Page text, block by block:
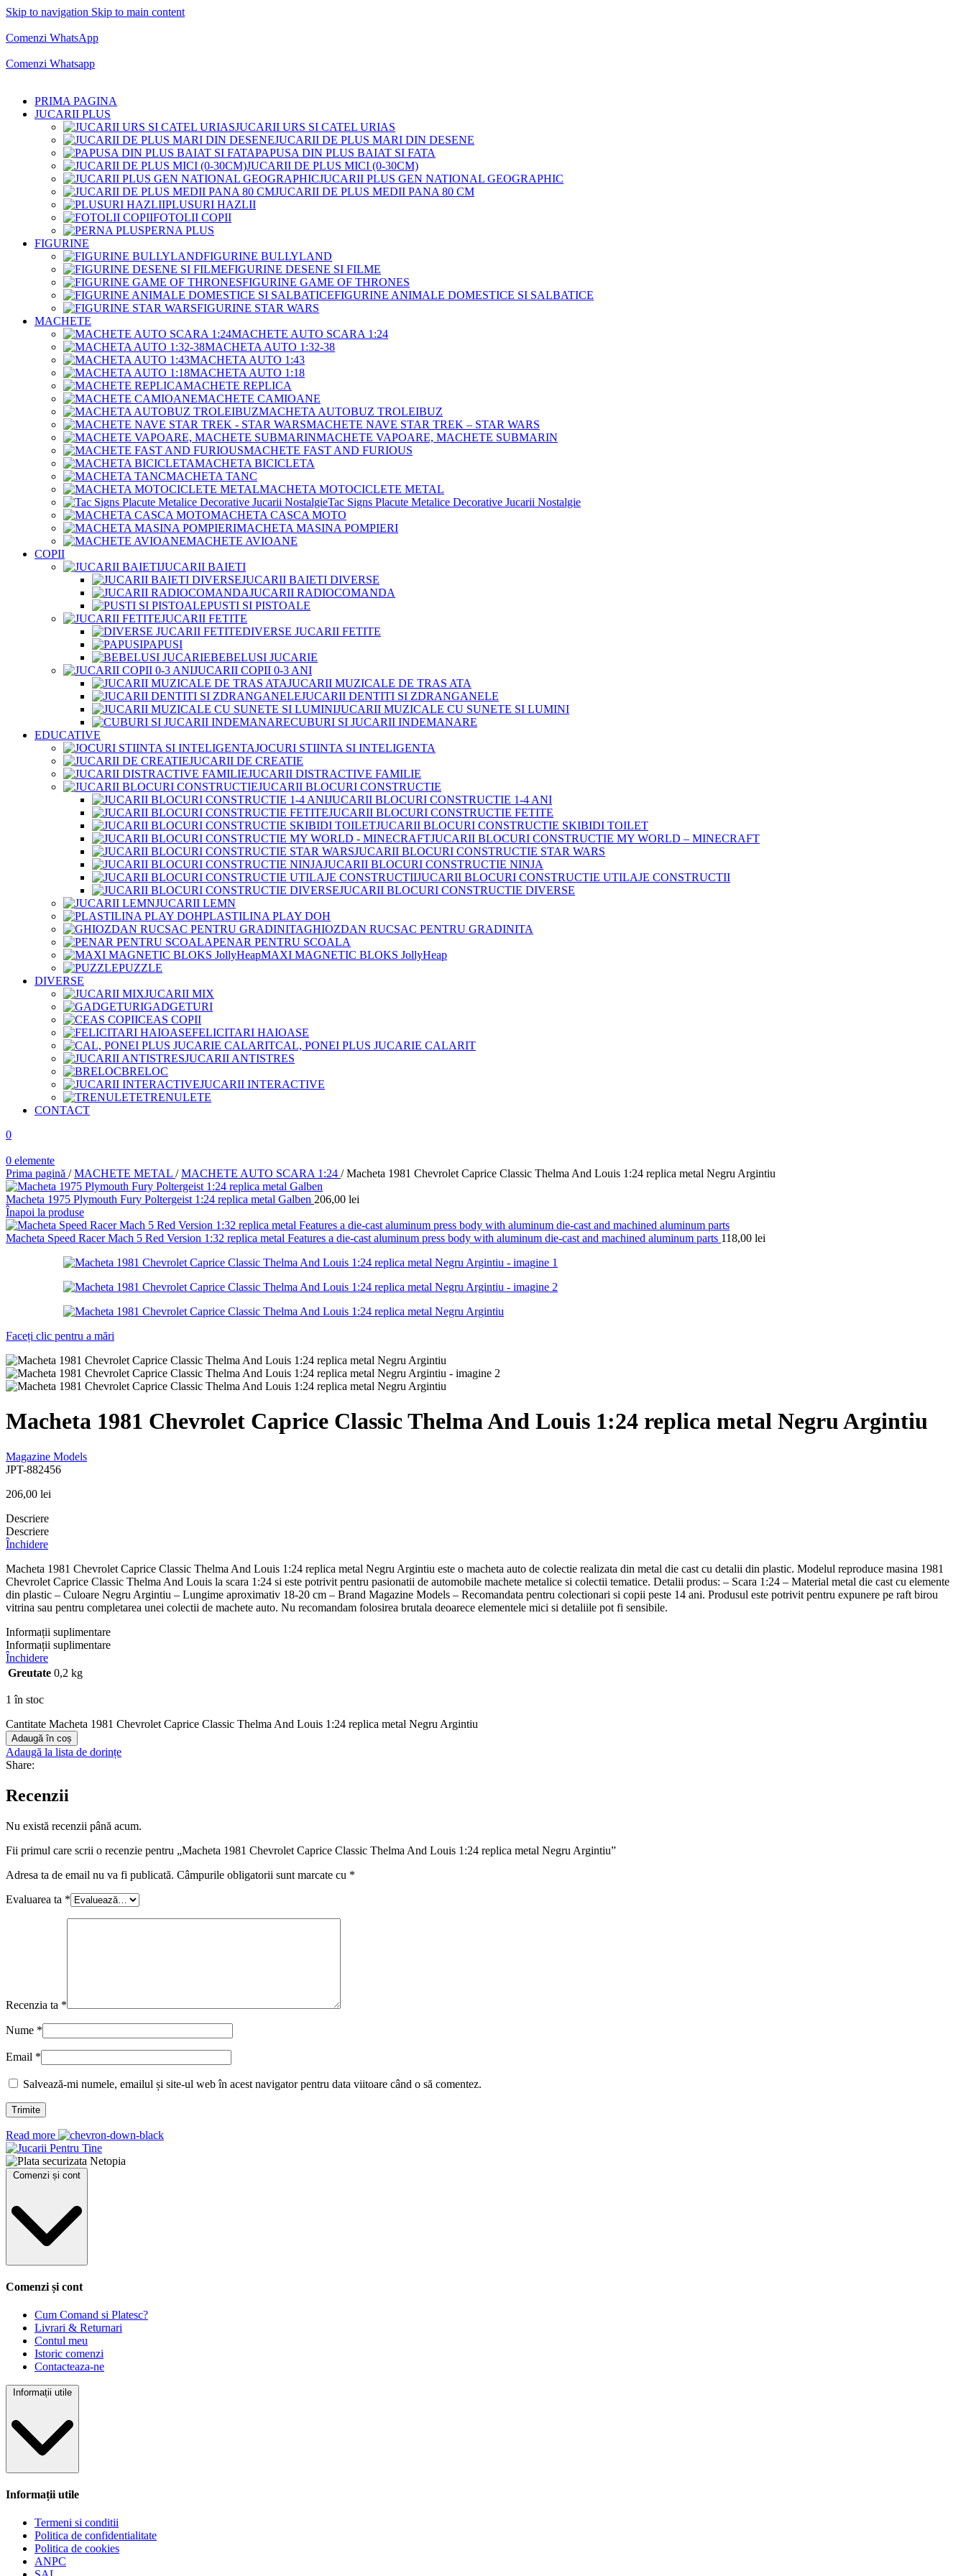
Skip to navigation Skip to main content
Comenzi WhatsApp
Comenzi Whatsapp
PRIMA PAGINA
JUCARII PLUS
JUCARII URS SI CATEL URIAS
JUCARII DE PLUS MARI DIN DESENE
PAPUSA DIN PLUS BAIAT SI FATA
JUCARII DE PLUS MICI (0-30CM)
JUCARII PLUS GEN NATIONAL GEOGRAPHIC
JUCARII DE PLUS MEDII PANA 80 CM
PLUSURI HAZLII
FOTOLII COPII
PERNA PLUS
FIGURINE
FIGURINE BULLYLAND
FIGURINE DESENE SI FILME
FIGURINE GAME OF THRONES
FIGURINE ANIMALE DOMESTICE SI SALBATICE
FIGURINE STAR WARS
MACHETE
MACHETE AUTO SCARA 1:24
MACHETA AUTO 1:32-38
MACHETA AUTO 1:43
MACHETA AUTO 1:18
MACHETE REPLICA
MACHETE CAMIOANE
MACHETA AUTOBUZ TROLEIBUZ
MACHETE NAVE STAR TREK – STAR WARS
MACHETE VAPOARE, MACHETE SUBMARIN
MACHETE FAST AND FURIOUS
MACHETA BICICLETA
MACHETA TANC
MACHETA MOTOCICLETE METAL
Tac Signs Placute Metalice Decorative Jucarii Nostalgie
MACHETA CASCA MOTO
MACHETA MASINA POMPIERI
MACHETE AVIOANE
COPII
JUCARII BAIETI
JUCARII BAIETI DIVERSE
JUCARII RADIOCOMANDA
PUSTI SI PISTOALE
JUCARII FETITE
DIVERSE JUCARII FETITE
PAPUSI
BEBELUSI JUCARIE
JUCARII COPII 0-3 ANI
JUCARII MUZICALE DE TRAS ATA
JUCARII DENTITI SI ZDRANGANELE
JUCARII MUZICALE CU SUNETE SI LUMINI
CUBURI SI JUCARII INDEMANARE
EDUCATIVE
JOCURI STIINTA SI INTELIGENTA
JUCARII DE CREATIE
JUCARII DISTRACTIVE FAMILIE
JUCARII BLOCURI CONSTRUCTIE
JUCARII BLOCURI CONSTRUCTIE 1-4 ANI
JUCARII BLOCURI CONSTRUCTIE FETITE
JUCARII BLOCURI CONSTRUCTIE SKIBIDI TOILET
JUCARII BLOCURI CONSTRUCTIE MY WORLD – MINECRAFT
JUCARII BLOCURI CONSTRUCTIE STAR WARS
JUCARII BLOCURI CONSTRUCTIE NINJA
JUCARII BLOCURI CONSTRUCTIE UTILAJE CONSTRUCTII
JUCARII BLOCURI CONSTRUCTIE DIVERSE
JUCARII LEMN
PLASTILINA PLAY DOH
GHIOZDAN RUCSAC PENTRU GRADINITA
PENAR PENTRU SCOALA
MAXI MAGNETIC BLOKS JollyHeap
PUZZLE
DIVERSE
JUCARII MIX
GADGETURI
CEAS COPII
FELICITARI HAIOASE
CAL, PONEI PLUS JUCARIE CALARIT
JUCARII ANTISTRES
BRELOC
JUCARII INTERACTIVE
TRENULETE
CONTACT
0
0 elemente
Prima pagină / MACHETE METAL / MACHETE AUTO SCARA 1:24 / Macheta 1981 Chevrolet Caprice Classic Thelma And Louis 1:24 replica metal Negru Argintiu
Macheta 1975 Plymouth Fury Poltergeist 1:24 replica metal Galben 206,00 lei
Înapoi la produse
Macheta Speed Racer Mach 5 Red Version 1:32 replica metal Features a die-cast aluminum press body with aluminum die-cast and machined aluminum parts 118,00 lei
Faceți clic pentru a mări
Macheta 1981 Chevrolet Caprice Classic Thelma And Louis 1:24 replica metal Negru Argintiu
Magazine Models
JPT-882456
206,00 lei
Descriere
Descriere
Închidere
Macheta 1981 Chevrolet Caprice Classic Thelma And Louis 1:24 replica metal Negru Argintiu este o macheta auto de colectie realizata din metal die cast cu detalii din plastic. Modelul reproduce masina 1981
Chevrolet Caprice Classic Thelma And Louis la scara 1:24 si este potrivit pentru pasionatii de automobile machete metalice si colectii tematice. Detalii produs: – Scara 1:24 – Material metal die cast cu elemente
din plastic – Culoare Negru Argintiu – Lungime aproximativ 18-20 cm – Brand Magazine Models – Recomandata pentru colectionari si copii peste 14 ani. Produsul este potrivit pentru expunere pe raft birou
vitrina sau pentru completarea unei colectii de machete auto. Nu recomandam folosirea brutala deoarece elementele mici si detaliile pot fi sensibile.
Informații suplimentare
Informații suplimentare
Închidere
Greutate 0,2 kg
1 în stoc
Cantitate Macheta 1981 Chevrolet Caprice Classic Thelma And Louis 1:24 replica metal Negru Argintiu
Adaugă în coș
Adaugă la lista de dorințe
Share:
Recenzii
Nu există recenzii până acum.
Fii primul care scrii o recenzie pentru „Macheta 1981 Chevrolet Caprice Classic Thelma And Louis 1:24 replica metal Negru Argintiu”
Adresa ta de email nu va fi publicată. Câmpurile obligatorii sunt marcate cu *
Evaluarea ta *
Recenzia ta *
Nume *
Email *
Salvează-mi numele, emailul și site-ul web în acest navigator pentru data viitoare când o să comentez.
Read more
Comenzi și cont
Comenzi și cont
Cum Comand si Platesc?
Livrari & Returnari
Contul meu
Istoric comenzi
Contacteaza-ne
Informații utile
Informații utile
Termeni si conditii
Politica de confidentialitate
Politica de cookies
ANPC